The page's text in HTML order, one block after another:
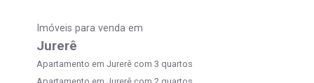
Imóveis para venda em
Jurerê
Apartamento em Jurerê com 3 quartos